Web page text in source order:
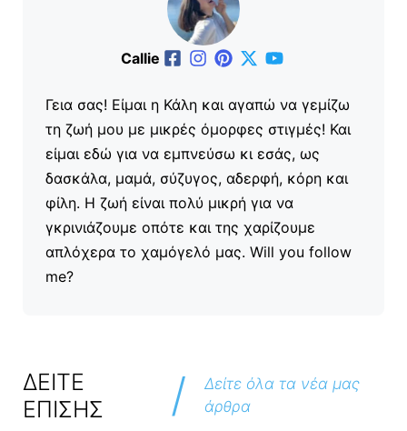
Callie
Γεια σας! Είμαι η Κάλη και αγαπώ να γεμίζω
τη ζωή μου με μικρές όμορφες στιγμές! Και
είμαι εδώ για να εμπνεύσω κι εσάς, ως
δασκάλα, μαμά, σύζυγος, αδερφή, κόρη και
φίλη. Η ζωή είναι πολύ μικρή για να
γκρινιάζουμε οπότε και της χαρίζουμε
απλόχερα το χαμόγελό μας. Will you follow
me?
ΔΕΙΤΕ
ΕΠΙΣΗΣ
/
Δείτε όλα τα νέα μας
άρθρα